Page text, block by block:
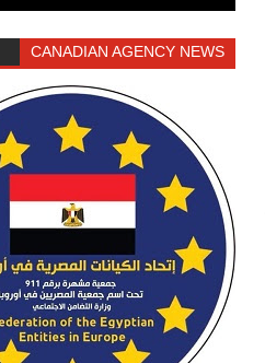
CANADIAN AGENCY NEWS